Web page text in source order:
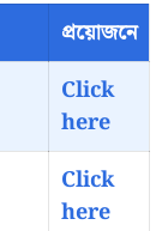
প্রয়োজনে
Click
here
Click
here